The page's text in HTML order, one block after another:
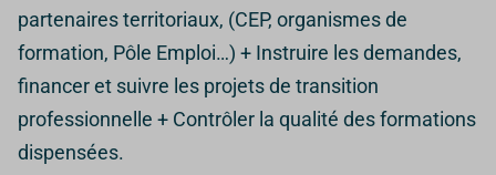
partenaires territoriaux, (CEP, organismes de
formation, Pôle Emploi…) + Instruire les demandes,
financer et suivre les projets de transition
professionnelle + Contrôler la qualité des formations
dispensées.